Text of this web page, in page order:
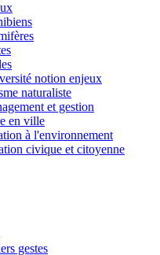
notion enjeux
naturaliste
et gestion
en ville
à l'environnement
civique et citoyenne
gestes